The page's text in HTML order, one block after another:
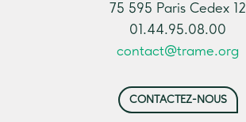
75 595 Paris Cedex 12
01.44.95.08.00
contact@trame.org
CONTACTEZ-NOUS